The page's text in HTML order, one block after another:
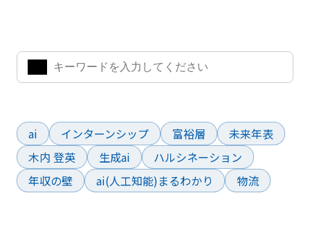
ai
インターンシップ 富裕層
未来年表
木内 登英
生成ai
ハルシネーション
年収の壁
ai(人工知能)まるわかり 物流